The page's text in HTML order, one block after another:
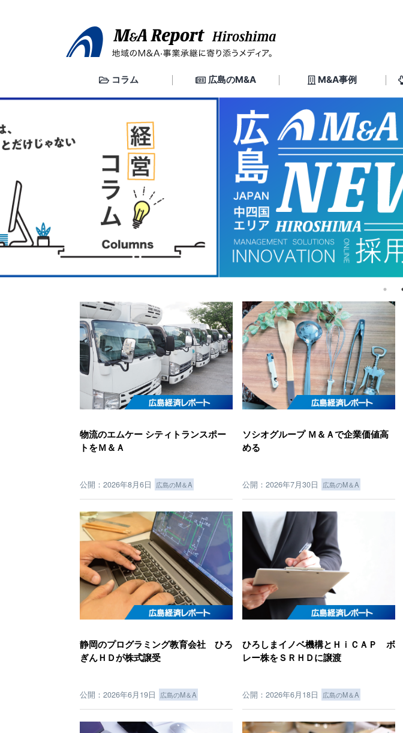
テ
ン
キ
コラム 広島のM&A M&A事例
物流のエムケー シティトランスポー
トをＭ＆Ａ
公開：2026年8月6日 広島のM＆A
ソシオグループ Ｍ＆Ａで企業価値高
める
公開：2026年7月30日 広島のM＆A
静岡のプログラミング教育会社 ひろ
ぎんＨＤが株式譲受
公開：2026年6月19日 広島のM＆A
ひろしまイノベ機構とＨｉＣＡＰ ボ
レー株をＳＲＨＤに譲渡
公開：2026年6月18日 広島のM＆A